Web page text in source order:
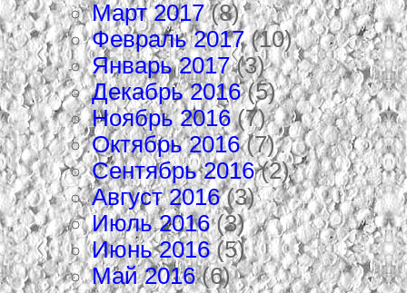
Март 2017(8)
Февраль 2017(10)
Январь 2017(3)
Декабрь 2016(5)
Ноябрь 2016(7)
Октябрь 2016(7)
Сентябрь 2016(2)
Август 2016(3)
Июль 2016(3)
Июнь 2016(5)
Май 2016(6)